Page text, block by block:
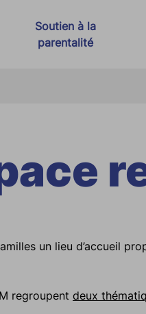
Thérapeutique
Soutien à la
parentalité
un lieu d’accueil
regroupent deux